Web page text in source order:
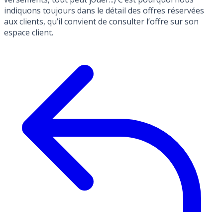
indiquons toujours dans le détail des offres réservées
aux clients, qu’il convient de consulter l’offre sur son
espace client.